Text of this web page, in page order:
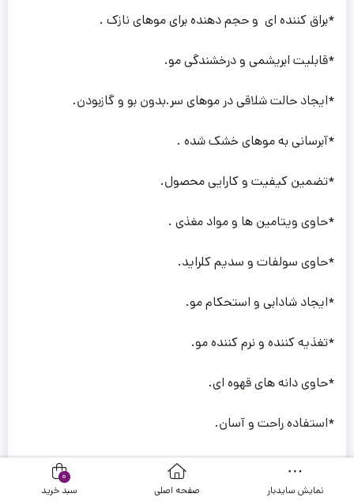
*براق کننده ای و حجم دهنده برای موهای نازک .
*قابلیت ابریشمی و درخشندگی مو.
*ایجاد حالت شلاقی در موهای سر.بدون بو و گازبودن.
*آبرسانی به موهای خشک شده .
*تضمین کیفیت و کارایی محصول.
*حاوی ویتامین ها و مواد مغذی .
*حاوی سولفات و سدیم کلراید.
*ایجاد شادابی و استحکام مو.
*تغذیه کننده و نرم کننده مو.
*حاوی دانه های قهوه ای.
*استفاده راحت و آسان.
*براقیت و شاین بالا .
نمایش سایدبار صفحه اصلی
0
سبد خرید